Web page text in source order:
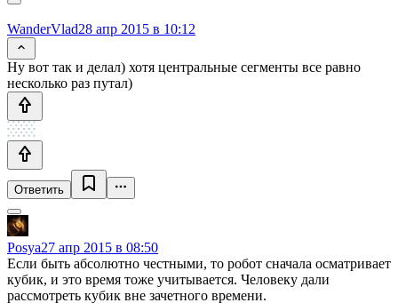
WanderVlad28 апр 2015 в 10:12
Ну вот так и делал) хотя центральные сегменты все равно
несколько раз путал)
Ответить
Posya27 апр 2015 в 08:50
Если быть абсолютно честными, то робот сначала осматривает
кубик, и это время тоже учитывается. Человеку дали
рассмотреть кубик вне зачетного времени.